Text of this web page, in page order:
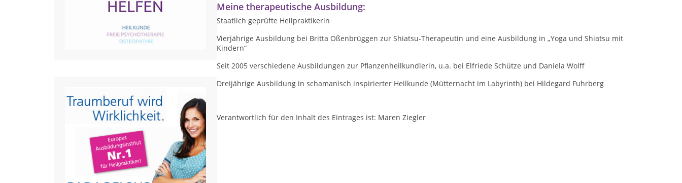
Meine therapeutische Ausbildung:
Staatlich geprüfte Heilpraktikerin
Vierjährige Ausbildung bei Britta Oßenbrüggen zur Shiatsu-Therapeutin und eine Ausbildung in „Yoga und Shiatsu mit
Kindern“
Seit 2005 verschiedene Ausbildungen zur Pflanzenheilkundlerin, u.a. bei Elfriede Schütze und Daniela Wolff
Dreijährige Ausbildung in schamanisch inspirierter Heilkunde (Mütternacht im Labyrinth) bei Hildegard Fuhrberg
Verantwortlich für den Inhalt des Eintrages ist: Maren Ziegler